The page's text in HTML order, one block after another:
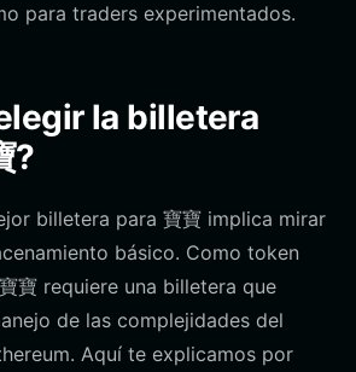
para traders experimentados.
la billetera
?
billetera para 寶寶 implica mirar
básico. Como token
寶 requiere una billetera que
de las complejidades del
Aquí te explicamos por